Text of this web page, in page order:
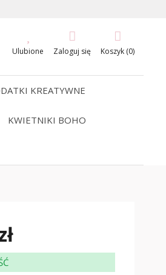
Ulubione Zaloguj się Koszyk (0)
KREATYWNE
KWIETNIKI BOHO